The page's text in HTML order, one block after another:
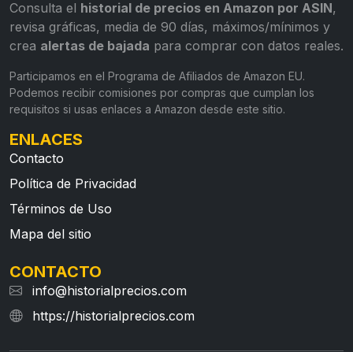
Consulta el historial de precios en Amazon por ASIN,
revisa gráficas, media de 90 días, máximos/mínimos y
crea alertas de bajada para comprar con datos reales.
Participamos en el Programa de Afiliados de Amazon EU.
Podemos recibir comisiones por compras que cumplan los
requisitos si usas enlaces a Amazon desde este sitio.
ENLACES
Contacto
Política de Privacidad
Términos de Uso
Mapa del sitio
CONTACTO
info@historialprecios.com
https://historialprecios.com